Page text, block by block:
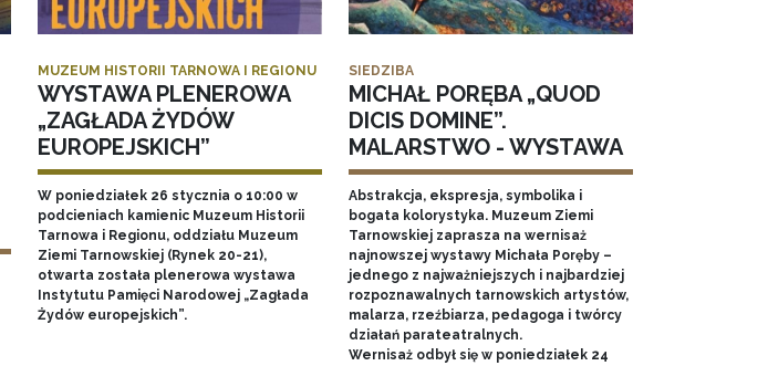
MUZEUM HISTORII TARNOWA I REGIONU
WYSTAWA PLENEROWA
„ZAGŁADA ŻYDÓW
EUROPEJSKICH”
W poniedziałek 26 stycznia o 10:00 w
podcieniach kamienic Muzeum Historii
Tarnowa i Regionu, oddziału Muzeum
Ziemi Tarnowskiej (Rynek 20-21),
otwarta została plenerowa wystawa
Instytutu Pamięci Narodowej „Zagłada
Żydów europejskich”.
SIEDZIBA
MICHAŁ PORĘBA „QUOD
DICIS DOMINE”.
MALARSTWO - WYSTAWA
Abstrakcja, ekspresja, symbolika i
bogata kolorystyka. Muzeum Ziemi
Tarnowskiej zaprasza na wernisaż
najnowszej wystawy Michała Poręby –
jednego z najważniejszych i najbardziej
rozpoznawalnych tarnowskich artystów,
malarza, rzeźbiarza, pedagoga i twórcy
działań parateatralnych.
Wernisaż odbył się w poniedziałek 24